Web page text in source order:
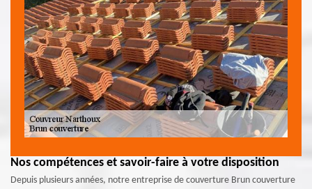
Nos compétences et savoir-faire à votre disposition
Depuis plusieurs années, notre entreprise de couverture Brun couverture